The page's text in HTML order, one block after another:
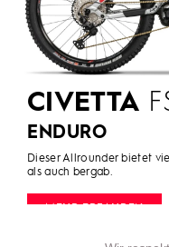
CIVETTA
ENDURO
Dieser Allrounder bietet
als auch bergab.